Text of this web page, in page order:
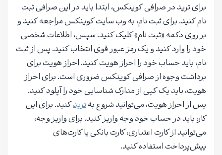
برای ترید در صرافی کوینکس، ابتدا باید در این صرافی ثبت
نام کنید. برای ثبت نام، به وب سایت کوینکس مراجعه کنید و
بر روی دکمه «ثبت نام» کلیک کنید. سپس، اطلاعات شخصی
خود را وارد کنید و یک رمز عبور قوی انتخاب کنید. پس از ثبت
نام، باید حساب خود را احراز هویت کنید. احراز هویت برای
برداشت وجوه از صرافی کوینکس ضروری است. برای احراز
هویت، باید یک کپی از مدارک شناسایی خود را آپلود کنید.
پس از احراز هویت، می‌توانید شروع بهتریدکنید. برای این
کار، باید در حساب خود وجه واریز کنید. برای واریز وجه،
می‌توانید از کارت اعتباری، کارت بانکی یا کارت‌های
پیش‌پرداخت استفاده کنید.